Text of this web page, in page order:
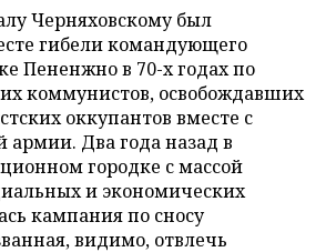
Черняховскому был
гибели командующего
Пененжно в 70-х годах по
коммунистов, освобождавших
оккупантов вместе с
армии. Два года назад в
городке с массой
и экономических
кампания по сносу
видимо, отвлечь